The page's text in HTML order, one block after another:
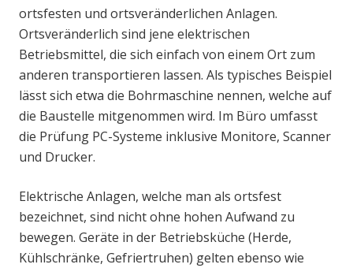
ortsfesten und ortsveränderlichen Anlagen.
Ortsveränderlich sind jene elektrischen
Betriebsmittel, die sich einfach von einem Ort zum
anderen transportieren lassen. Als typisches Beispiel
lässt sich etwa die Bohrmaschine nennen, welche auf
die Baustelle mitgenommen wird. Im Büro umfasst
die Prüfung PC-Systeme inklusive Monitore, Scanner
und Drucker.
Elektrische Anlagen, welche man als ortsfest
bezeichnet, sind nicht ohne hohen Aufwand zu
bewegen. Geräte in der Betriebsküche (Herde,
Kühlschränke, Gefriertruhen) gelten ebenso wie